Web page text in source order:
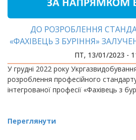
ДО РОЗРОБЛЕННЯ
«ФАХІВЕЦЬ З БУРІННЯ»
ПТ, 13/01/2023 -
У грудні 2022 року
розроблення професійного
інтегрованої професії «Фахівець з
Переглянути